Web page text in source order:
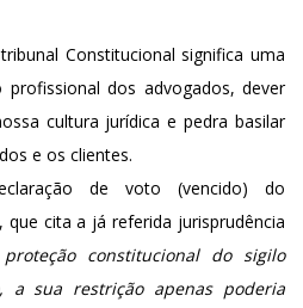
Constitucional significa uma
dos advogados, dever
cultura jurídica e pedra basilar
e os clientes.
de voto (vencido) do
cita a já referida jurisprudência
constitucional do sigilo
a sua restrição apenas poderia